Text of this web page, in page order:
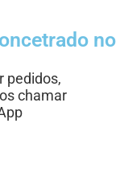
no
pedidos,
chamar